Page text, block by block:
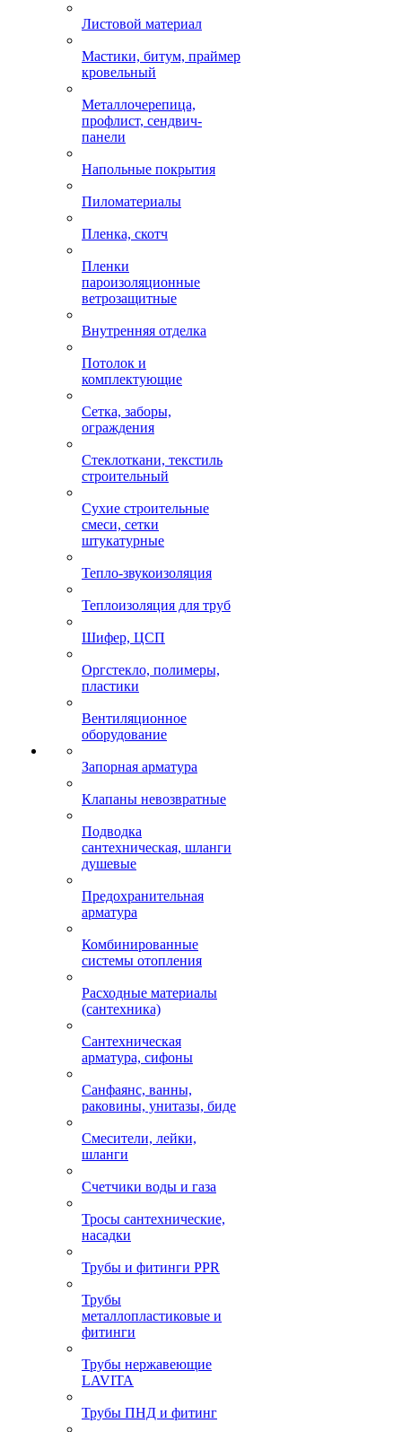
Листовой материал
Мастики, битум, праймер
кровельный
Металлочерепица,
профлист, сендвич-
панели
Напольные покрытия
Пиломатериалы
Пленка, скотч
Пленки
пароизоляционные
ветрозащитные
Внутренняя отделка
Потолок и
комплектующие
Сетка, заборы,
ограждения
Стеклоткани, текстиль
строительный
Сухие строительные
смеси, сетки
штукатурные
Тепло-звукоизоляция
Теплоизоляция для труб
Шифер, ЦСП
Оргстекло, полимеры,
пластики
Вентиляционное
оборудование
Запорная арматура
Клапаны невозвратные
Подводка
сантехническая, шланги
душевые
Предохранительная
арматура
Комбинированные
системы отопления
Расходные материалы
(сантехника)
Сантехническая
арматура, сифоны
Санфаянс, ванны,
раковины, унитазы, биде
Смесители, лейки,
шланги
Счетчики воды и газа
Тросы сантехнические,
насадки
Трубы и фитинги PPR
Трубы
металлопластиковые и
фитинги
Трубы нержавеющие
LAVITA
Трубы ПНД и фитинг